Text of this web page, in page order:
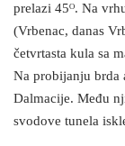
prelazi 45ᴼ. Na
(Vrbenac, danas
četvrtasta kula sa
Na probijanju brda
Dalmacije. Među
svodove tunela